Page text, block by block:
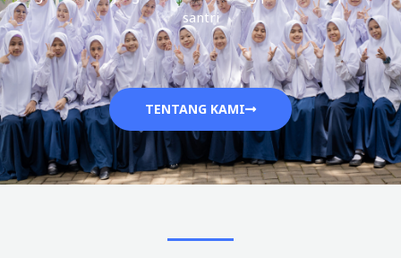
santri
TENTANG KAMI